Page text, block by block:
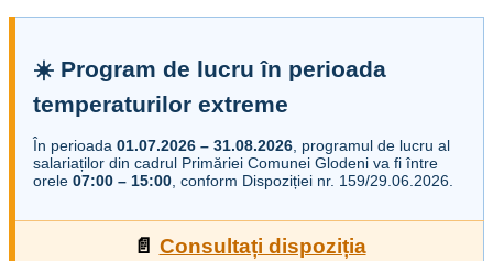
☀️ Program de lucru în perioada
temperaturilor extreme
În perioada 01.07.2026 – 31.08.2026 , programul de lucru al
salariaților din cadrul Primăriei Comunei Glodeni va fi între
orele 07:00 – 15:00 , conform Dispoziției nr. 159/29.06.2026.
📄 Consultați dispoziția